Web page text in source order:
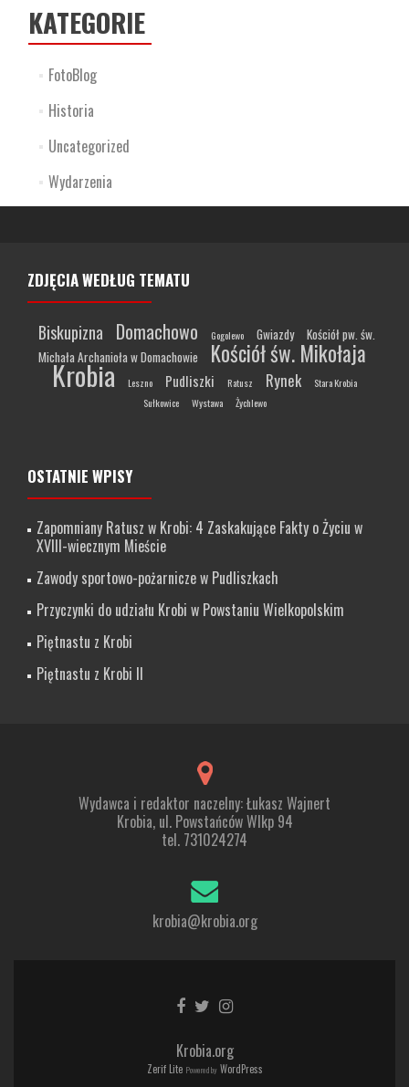
KATEGORIE
FotoBlog
Historia
Uncategorized
Wydarzenia
ZDJĘCIA WEDŁUG TEMATU
Biskupizna Domachowo Gogolewo Gwiazdy
Kościół pw. św.
Michała Archanioła w Domachowie
Kościół św. Mikołaja
Krobia Leszno Pudliszki Ratusz Rynek
Stara Krobia
Sułkowice
Wystawa Żychlewo
OSTATNIE WPISY
Zapomniany Ratusz w Krobi: 4 Zaskakujące Fakty o Życiu w
XVIII-wiecznym Mieście
Zawody sportowo-pożarnicze w Pudliszkach
Przyczynki do udziału Krobi w Powstaniu Wielkopolskim
Piętnastu z Krobi
Piętnastu z Krobi II
Wydawca i redaktor naczelny: Łukasz Wajnert
Krobia, ul. Powstańców Wlkp 94
tel. 731024274
krobia@krobia.org
Go
Facebook
Go
Twitter
Go
to
Krobia.org
Zerif Lite Powered by WordPress